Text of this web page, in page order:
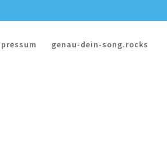
genau-dein-song.rocks